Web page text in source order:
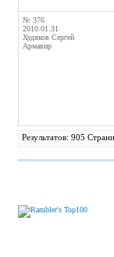
№ 376
2010.01.31
Худяков Сергей
Армавир
Результатов: 905